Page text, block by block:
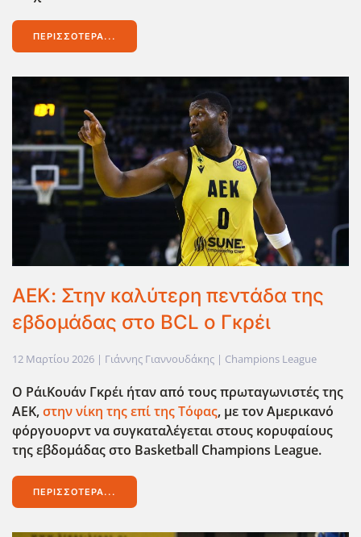
ΠΕΡΙΣΣΌΤΕΡΑ...
ΑΕΚ: Στην καλύτερη πεντάδα της
εβδομάδας στο BCL ο Γκρέι
12 Μαρτίου 2026 | Γιάννης Γιαννουδάκης | Champions League
Ο ΡάιΚουάν Γκρέι ήταν από τους πρωταγωνιστές της
ΑΕΚ,στην νίκη της επί της Τόφας, με τον Αμερικανό
φόργουορντ να συγκαταλέγεται στους κορυφαίους
της εβδομάδας στο Basketball Champions League.
ΠΕΡΙΣΣΌΤΕΡΑ...